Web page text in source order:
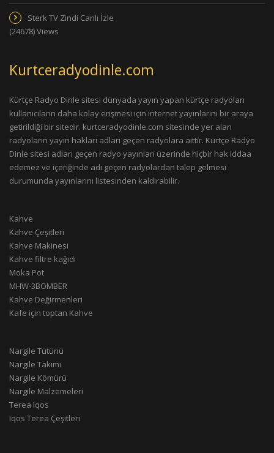
Sterk TV Zindi Canlı İzle
(24678) Views
Kurtceradyodinle.com
Kürtçe Radyo Dinle sitesi dünyada yayın yapan kürtçe radyoları
kullanıcıların daha kolay erişmesi için internet yayınlarını bir araya
getirildiği bir sitedir. kurtceradyodinle.com sitesinde yer alan
radyoların yayın hakları adları geçen radyolara aittir. Kürtçe Radyo
Dinle sitesi adları geçen radyo yayınları üzerinde hiçbir hak iddaa
edemez ve içeriğinde adı geçen radyolardan talep gelmesi
durumunda yayınlarını listesinden kaldırabilir.
Kahve
Kahve Çeşitleri
Kahve Makinesi
Kahve filtre kağıdı
Moka Pot
MHW-3BOMBER
Kahve Değirmenleri
Kafe için toptan Kahve
Nargile Tütünü
Nargile Takımı
Nargile Kömürü
Nargile Malzemeleri
Terea Iqos
Iqos Terea Çeşitleri